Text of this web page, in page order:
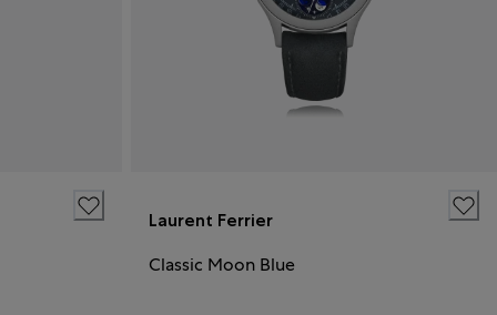
Laurent Ferrier
Classic Moon Blue